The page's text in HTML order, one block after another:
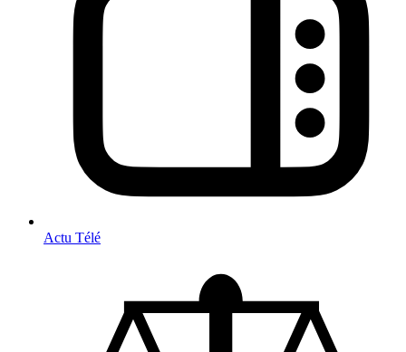
Actu Télé